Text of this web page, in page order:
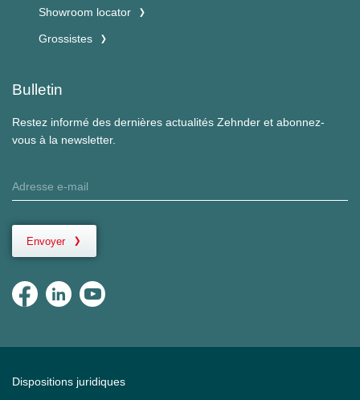
Showroom locator
Grossistes
Bulletin
Restez informé des dernières actualités Zehnder et abonnez-
vous à la newsletter.
Envoyer
Dispositions juridiques